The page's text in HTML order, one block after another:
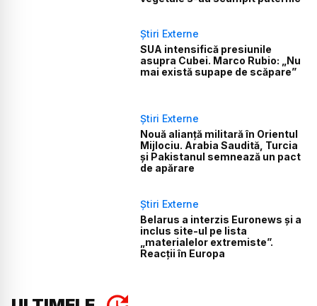
Știri Externe
SUA intensifică presiunile
asupra Cubei. Marco Rubio: „Nu
mai există supape de scăpare”
Știri Externe
Nouă alianță militară în Orientul
Mijlociu. Arabia Saudită, Turcia
și Pakistanul semnează un pact
de apărare
Știri Externe
Belarus a interzis Euronews și a
inclus site-ul pe lista
„materialelor extremiste”.
Reacții în Europa